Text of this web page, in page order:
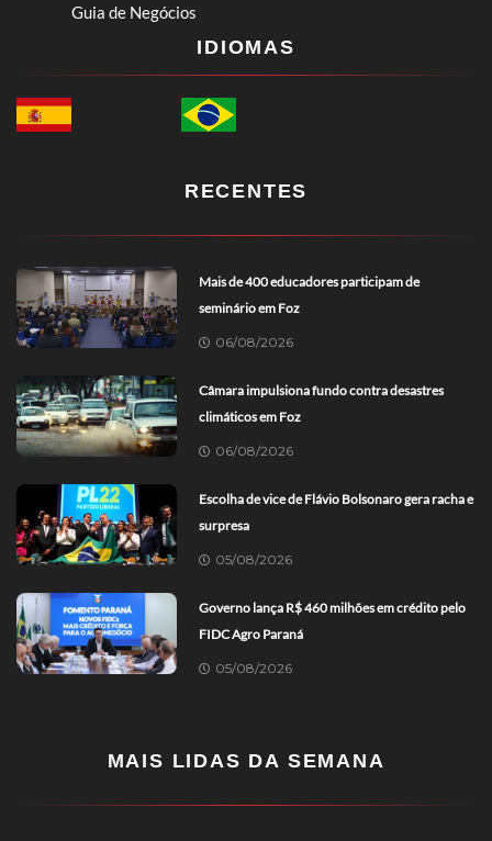
Guia de Negócios
IDIOMAS
RECENTES
Mais de 400 educadores participam de
seminário em Foz
06/08/2026
Câmara impulsiona fundo contra desastres
climáticos em Foz
06/08/2026
Escolha de vice de Flávio Bolsonaro gera racha e
surpresa
05/08/2026
Governo lança R$ 460 milhões em crédito pelo
FIDC Agro Paraná
05/08/2026
MAIS LIDAS DA SEMANA